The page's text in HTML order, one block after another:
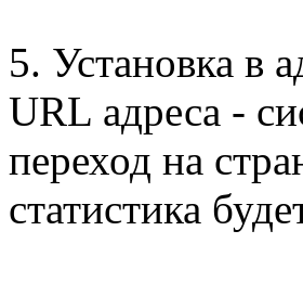
5. Установка в
URL адреса -
переход на
статистика